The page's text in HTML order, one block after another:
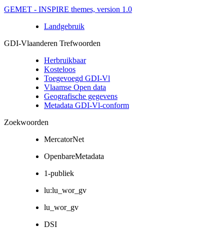
GEMET - INSPIRE themes, version 1.0
Landgebruik
GDI-Vlaanderen Trefwoorden
Herbruikbaar
Kosteloos
Toegevoegd GDI-Vl
Vlaamse Open data
Geografische gegevens
Metadata GDI-Vl-conform
Zoekwoorden
MercatorNet
OpenbareMetadata
1-publiek
lu:lu_wor_gv
lu_wor_gv
DSI